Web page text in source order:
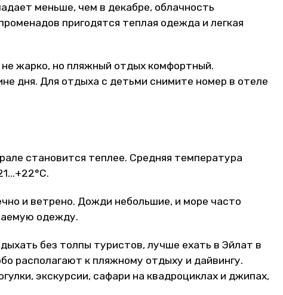
меньше, чем в декабре, облачность
пригодятся теплая одежда и легкая
не жарко, но пляжный отдых комфортный.
дня. Для отдыха с детьми снимите номер в отеле
становится теплее. Средняя температура
и ветрено. Дожди небольшие, и море часто
одежду.
без толпы туристов, лучше ехать в Эйлат в
располагают к пляжному отдыху и дайвингу.
экскурсии, сафари на квадроциклах и джипах,